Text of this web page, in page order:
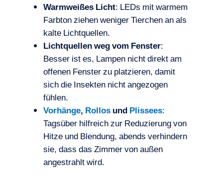
Warmweißes Licht: LEDs mit warmem
Farbton ziehen weniger Tierchen an als
kalte Lichtquellen.
Lichtquellen weg vom Fenster:
Besser ist es, Lampen nicht direkt am
offenen Fenster zu platzieren, damit
sich die Insekten nicht angezogen
fühlen.
Vorhänge, RollosundPlissees:
Tagsüber hilfreich zur Reduzierung von
Hitze und Blendung, abends verhindern
sie, dass das Zimmer von außen
angestrahlt wird.